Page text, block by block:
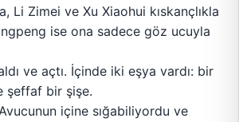
Li Zimei ve Xu Xiaohui kıskançlıkla
ise ona sadece göz ucuyla
ve açtı. İçinde iki eşya vardı: bir
şeffaf bir şişe.
Avucunun içine sığabiliyordu ve